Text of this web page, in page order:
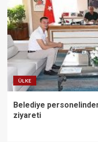
ÜLKE
Belediye
ziyareti